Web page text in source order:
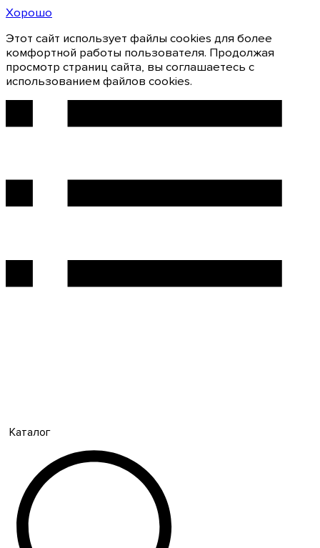
Хорошо
Этот сайт использует файлы cookies для более
комфортной работы пользователя. Продолжая
просмотр страниц сайта, вы соглашаетесь с
использованием файлов cookies.
Каталог